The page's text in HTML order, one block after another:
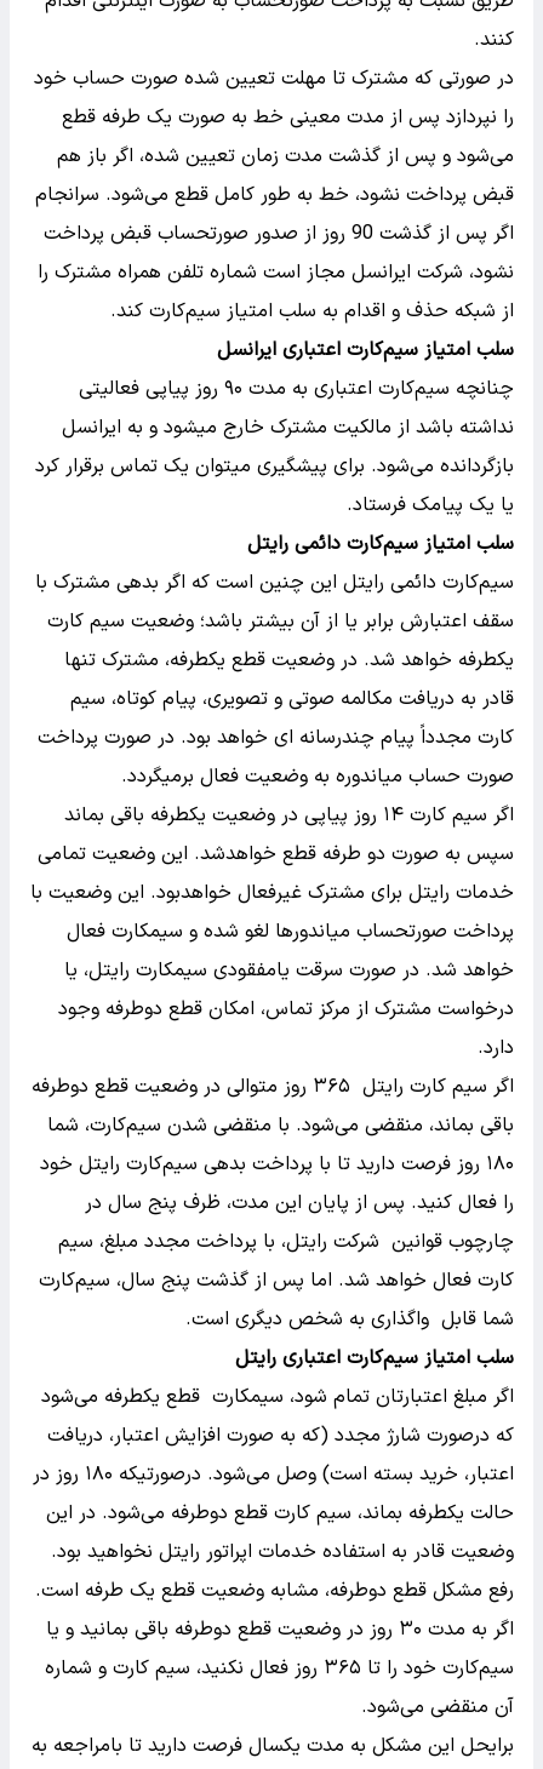
کنند.
در صورتی که مشترک تا مهلت تعیین شده صورت حساب خود
را نپردازد پس از مدت معینی خط به صورت یک طرفه قطع
می‌شود و پس از گذشت مدت زمان تعیین شده، اگر باز هم
قبض پرداخت نشود، خط به طور کامل قطع می‌شود. سرانجام
اگر پس از گذشت 90 روز از صدور صورتحساب قبض پرداخت
نشود، شرکت ایرانسل مجاز است شماره تلفن همراه مشترک را
از شبکه حذف و اقدام به سلب امتیاز سیم‌کارت کند.
سلب امتیاز سیم‌کارت اعتباری ایرانسل
چنانچه سیم‌کارت اعتباری به مدت ۹۰ روز پیاپی فعالیتی
نداشته باشد از مالکیت مشترک خارج میشود و به ایرانسل
بازگردانده می‌شود. برای پیشگیری میتوان یک تماس برقرار کرد
یا یک پیامک فرستاد.
سلب امتیاز سیم‌کارت دائمی رایتل
سیم‌کارت دائمی رایتل این چنین است که اگر بدهی مشترک با
سقف اعتبارش برابر یا از آن بیشتر باشد؛ وضعیت سیم کارت
یکطرفه خواهد شد. در وضعیت قطع یکطرفه، مشترک تنها
قادر به دریافت مکالمه صوتی و تصویری، پیام کوتاه، سیم
کارت مجدداً پیام چندرسانه ای خواهد بود. در صورت پرداخت
صورت حساب میاندوره به وضعیت فعال برمیگردد.
اگر سیم کارت ۱۴ روز پیاپی در وضعیت یکطرفه باقی بماند
سپس به صورت دو طرفه قطع خواهدشد. این وضعیت تمامی
خدمات رایتل برای مشترک غیرفعال خواهدبود. این وضعیت با
پرداخت صورتحساب میاندورها لغو شده و سیمکارت فعال
خواهد شد. در صورت سرقت یامفقودی سیمکارت رایتل، یا
درخواست مشترک از مرکز تماس، امکان قطع دوطرفه وجود
دارد.
اگر سیم کارت رایتل ۳۶۵ روز متوالی در وضعیت قطع دوطرفه
باقی بماند، منقضی می‌شود. با منقضی شدن سیم‌کارت، شما
۱۸۰ روز فرصت دارید تا با پرداخت بدهی سیم‌کارت رایتل خود
را فعال کنید. پس از پایان این مدت، ظرف پنج سال در
چارچوب قوانین شرکت رایتل، با پرداخت مجدد مبلغ، سیم
کارت فعال خواهد شد. اما پس از گذشت پنج سال، سیم‌کارت
شما قابل واگذاری به شخص دیگری است.
سلب امتیاز سیم‌کارت اعتباری رایتل
اگر مبلغ اعتبارتان تمام شود، سیمکارت قطع یکطرفه می‌شود
که درصورت شارژ مجدد (که به صورت افزایش اعتبار، دریافت
اعتبار، خرید بسته است) وصل می‌شود. درصورتیکه ۱۸۰ روز در
حالت یکطرفه بماند، سیم کارت قطع دوطرفه می‌شود. در این
وضعیت قادر به استفاده خدمات اپراتور رایتل نخواهید بود.
رفع مشکل قطع دوطرفه، مشابه وضعیت قطع یک طرفه است.
اگر به مدت ۳۰ روز در وضعیت قطع دوطرفه باقی بمانید و یا
سیم‌کارت خود را تا ۳۶۵ روز فعال نکنید، سیم کارت و شماره
آن منقضی می‌شود.
برایحل این مشکل به مدت یکسال فرصت دارید تا بامراجعه به